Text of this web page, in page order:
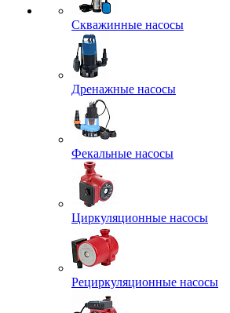
Скважинные насосы
Дренажные насосы
Фекальные насосы
Циркуляционные насосы
Рециркуляционные насосы